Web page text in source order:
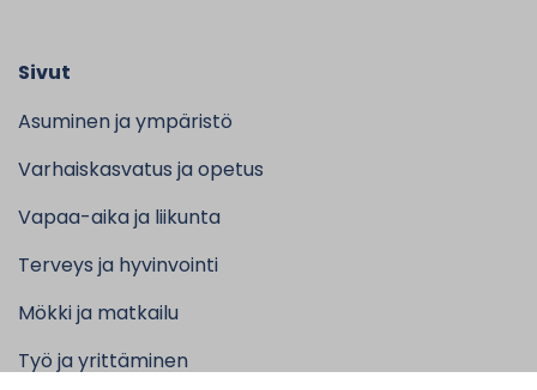
Sivut
Asuminen ja ympäristö
Varhaiskasvatus ja opetus
Vapaa-aika ja liikunta
Terveys ja hyvinvointi
Mökki ja matkailu
Työ ja yrittäminen